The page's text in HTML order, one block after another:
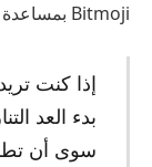
Bitmoji بمساعدة الذكاء الاصطناعي.
إذا كنت
بدء العد